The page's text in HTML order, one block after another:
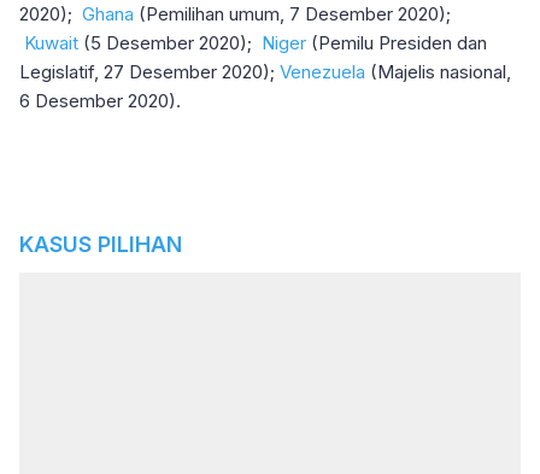
2020); Ghana (Pemilihan umum, 7 Desember 2020);
Kuwait (5 Desember 2020); Niger (Pemilu Presiden dan
Legislatif, 27 Desember 2020); Venezuela (Majelis nasional,
6 Desember 2020).
KASUS PILIHAN